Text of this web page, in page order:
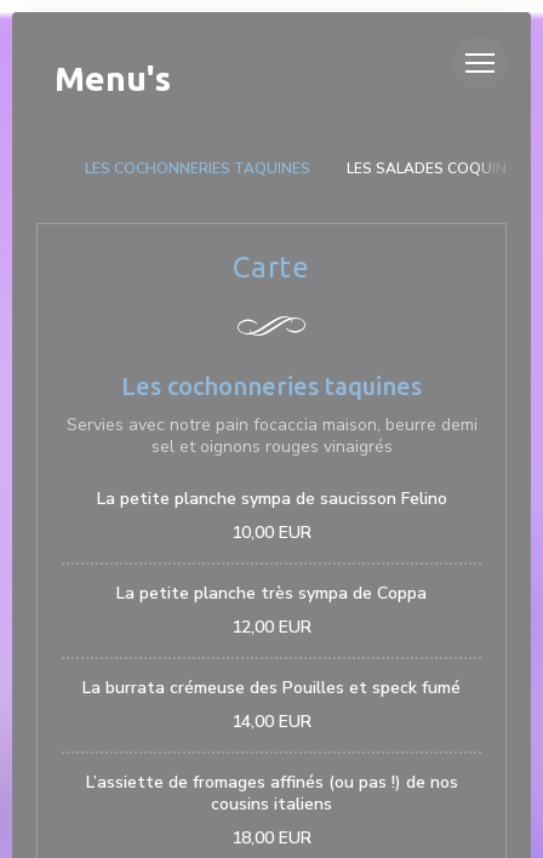
Cookies beheer paneel
DUETTO
Menu's
Carte
Les cochonneries taquines
Servies avec notre pain focaccia maison, beurre demi
sel et oignons rouges vinaigrés
La petite planche sympa de saucisson Felino
10,00 EUR
La petite planche très sympa de Coppa
12,00 EUR
La burrata crémeuse des Pouilles et speck fumé
14,00 EUR
L’assiette de fromages affinés (ou pas !) de nos
cousins italiens
18,00 EUR
LES COCHONNERIES TAQUINES LES SALADES COQUINES